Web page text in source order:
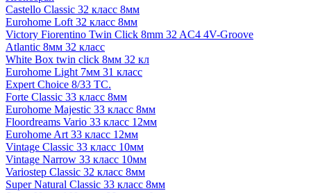
Castello Classic 32 класс 8мм
Eurohome Loft 32 класс 8мм
Victory Fiorentino Twin Click 8mm 32 AC4 4V-Groove
Atlantic 8мм 32 класс
White Box twin click 8мм 32 кл
Eurohome Light 7мм 31 класс
Expert Choice 8/33 TC.
Forte Classic 33 класс 8мм
Eurohome Majestic 33 класс 8мм
Floordreams Vario 33 класс 12мм
Eurohome Art 33 класс 12мм
Vintage Classic 33 класс 10мм
Vintage Narrow 33 класс 10мм
Variostep Classic 32 класс 8мм
Super Natural Classic 33 класс 8мм